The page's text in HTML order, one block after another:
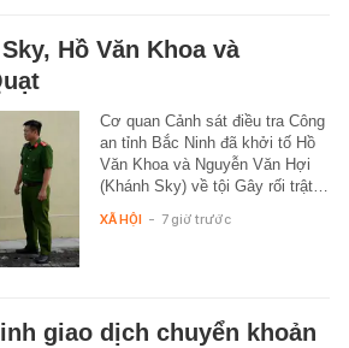
Hồ Văn Khoa và
Cơ quan Cảnh sát điều tra Công
an tỉnh Bắc Ninh đã khởi tố Hồ
Văn Khoa và Nguyễn Văn Hợi
(Khánh Sky) về tội Gây rối trật…
XÃ HỘI - 7 giờ trước
giao dịch chuyển khoản